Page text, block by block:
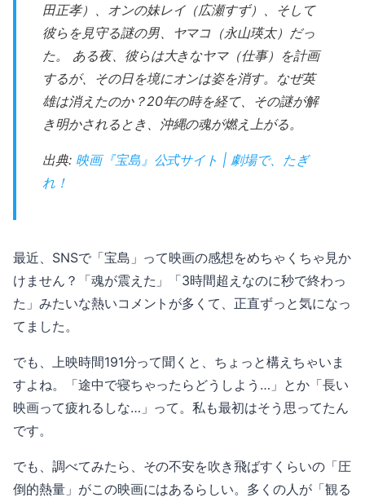
田正孝）、オンの妹レイ（広瀬すず）、そして
彼らを見守る謎の男、ヤマコ（永山瑛太）だっ
た。 ある夜、彼らは大きなヤマ（仕事）を計画
するが、その日を境にオンは姿を消す。なぜ英
雄は消えたのか？20年の時を経て、その謎が解
き明かされるとき、沖縄の魂が燃え上がる。
出典: 映画『宝島』公式サイト | 劇場で、たぎ
れ！
最近、SNSで「宝島」って映画の感想をめちゃくちゃ見か
けません？「魂が震えた」「3時間超えなのに秒で終わっ
た」みたいな熱いコメントが多くて、正直ずっと気になっ
てました。
でも、上映時間191分って聞くと、ちょっと構えちゃいま
すよね。「途中で寝ちゃったらどうしよう…」とか「長い
映画って疲れるしな…」って。私も最初はそう思ってたん
です。
でも、調べてみたら、その不安を吹き飛ばすくらいの「圧
倒的熱量」がこの映画にはあるらしい。多くの人が「観る